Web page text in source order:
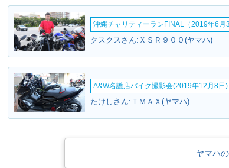
沖縄チャリティーランFINAL（2019年6月
クスクスさん:ＸＳＲ９００(ヤマハ)
A&W名護店バイク撮影会(2019年12月8日)
たけしさん:ＴＭＡＸ(ヤマハ)
ヤマハ